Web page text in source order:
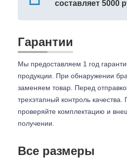
составляет 5000
Гарантии
Мы предоставляем 1 год
продукции. При обнаружении
заменяем товар. Перед
трехэтапный контроль качества.
проверяйте комплектацию и
получении.
Все размеры